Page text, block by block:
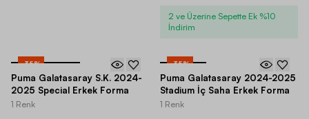
2 ve Üzerine Sepette Ek %10
İndirim
-35%
Puma Galatasaray S.K. 2024-
2025 Special Erkek Forma
1 Renk
-35%
Puma Galatasaray 2024-2025
Stadium İç Saha Erkek Forma
1 Renk